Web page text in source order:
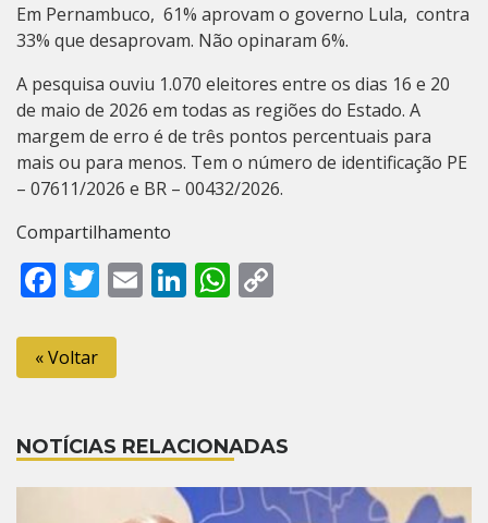
Em Pernambuco, 61% aprovam o governo Lula, contra
33% que desaprovam. Não opinaram 6%.
A pesquisa ouviu 1.070 eleitores entre os dias 16 e 20
de maio de 2026 em todas as regiões do Estado. A
margem de erro é de três pontos percentuais para
mais ou para menos. Tem o número de identificação PE
– 07611/2026 e BR – 00432/2026.
Compartilhamento
Facebook
Twitter
EmailLinkedIn
WhatsApp
« Voltar
NOTÍCIAS RELACIONADAS